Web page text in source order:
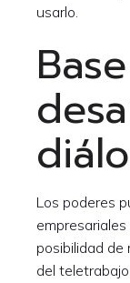
usarlo.
Los poderes
posibilidad
del